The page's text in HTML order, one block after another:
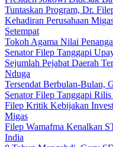
Tuntaskan Program, Dr.
Kehadiran Perusahaan
Setempat
Tokoh Agama Nilai
Senator Filep Tanggapi
Sejumlah Pejabat Daerah
Nduga
Tersendat Berbulan-Bulan,
Senator Filep Tanggapi
Filep Kritik Kebijakan
Migas
Filep Wamafma Kenalkan
India